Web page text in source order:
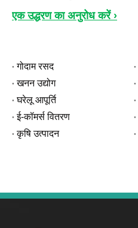
एक उद्धरण का अनुरोध करें ›
गोदाम रसद
खनन उद्योग
घरेलू आपूर्ति
ई-कॉमर्स वितरण
कृषि उत्पादन